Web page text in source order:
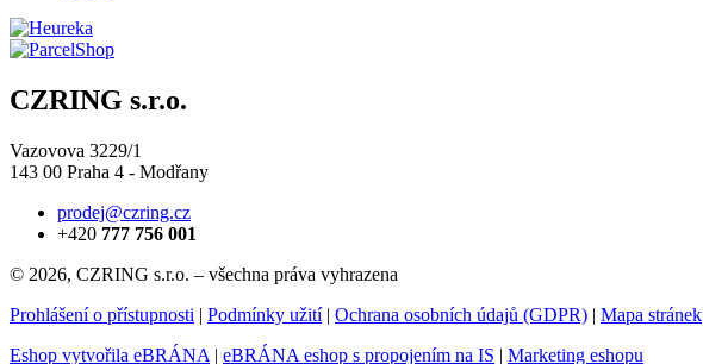
CZRING s.r.o.
Vazovova 3229/1
143 00 Praha 4 - Modřany
prodej@czring.cz
+420 777 756 001
© 2026, CZRING s.r.o. – všechna práva vyhrazena
Prohlášení o přístupnosti | Podmínky užití| Ochrana osobních údajů (GDPR) | Mapa stránek
Eshop vytvořila eBRÁNA | eBRÁNA eshop s propojením na IS | Marketing eshopu